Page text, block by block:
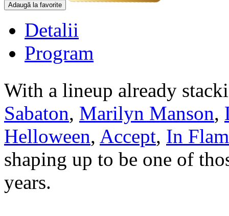
Adaugă la favorite
Detalii
Program
With a lineup already
Sabaton, Marilyn Manson,
Helloween, Accept, In
shaping up to be one of
years.